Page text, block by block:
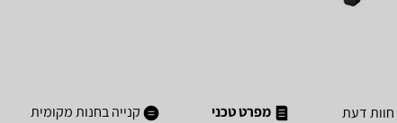
חוות דעת מפרט טכני קנייה בחנות מקומית